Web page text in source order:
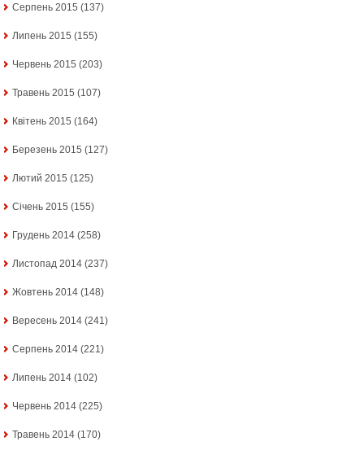
Серпень 2015 (137)
Липень 2015 (155)
Червень 2015 (203)
Травень 2015 (107)
Квітень 2015 (164)
Березень 2015 (127)
Лютий 2015 (125)
Січень 2015 (155)
Грудень 2014 (258)
Листопад 2014 (237)
Жовтень 2014 (148)
Вересень 2014 (241)
Серпень 2014 (221)
Липень 2014 (102)
Червень 2014 (225)
Травень 2014 (170)